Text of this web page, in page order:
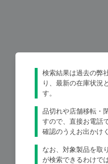
検索結果は過去の弊
り、最新の在庫状況
す。
品切れや店舗移転・
すので、直接お電話
確認のうえお出かけ
なお、対象製品を取
が検索できるわけで